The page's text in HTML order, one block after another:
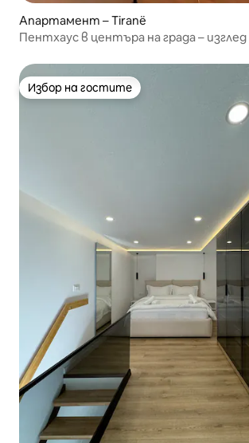
Апартамент – Tiranë
Пентхаус в центъра на града –
Избор на гостите
Избор на гостите